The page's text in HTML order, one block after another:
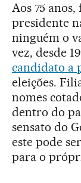
Aos 75
presidente
ninguém o
vez, desde
candidato a
eleições.
nomes
dentro do
sensato do
este pode
para o